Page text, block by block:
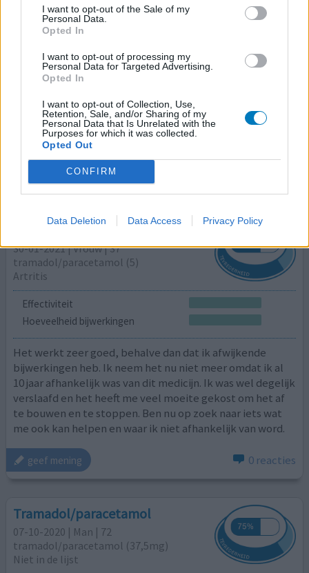
I want to opt-out of the Sale of my
Personal Data.
Opted In
I want to opt-out of processing my
Personal Data for Targeted Advertising.
Opted In
I want to opt-out of Collection, Use,
Retention, Sale, and/or Sharing of my
Personal Data that Is Unrelated with the
Purposes for which it was collected.
Opted Out
CONFIRM
Data Deletion Data Access Privacy Policy
Hoeveelheid bijwerkingen
Ik had vreselijke rugpijn en toen paracetamol en
ibuprofen niet werkte heb ik Tramadol voorgeschreven
gekregen. Wat een VRESELIJK MIDDEL, ik wil dit nooit
meer. Liever pijn dan de bijwerkingen die ik heb gehad.
Het begon na een half uur met misselijkheid en al snel
moest ik braken. Dit ging 12 uur lang door. Ik moest
trillen, zweten, had een angstig gevoel, voelde woede
[lees meer...]
geef mening
Tramadol/paracetamol
30-01-2021 | Vrouw | 37
tramadol/paracetamol (5)
Artritis
Effectiviteit
Hoeveelheid bijwerkingen
Het werkt zeer goed, behalve dan dat ik afwijkende
bijwerkingen heb. Ik neem het nu niet meer omdat ik al
10 jaar afhankelijk was van dit medicijn. Ik was wel degelijk
verslaafd en het heeft me veel moeite gekost om het af
te bouwen en te stoppen. Ben nu op zoek naar iets wat
me ook kan helpen en waar ik niet afhankelijk van word.
geef mening 0 reacties
Tramadol/paracetamol
07-10-2020 | Man | 72
tramadol/paracetamol (37,5mg)
Niet in de lijst